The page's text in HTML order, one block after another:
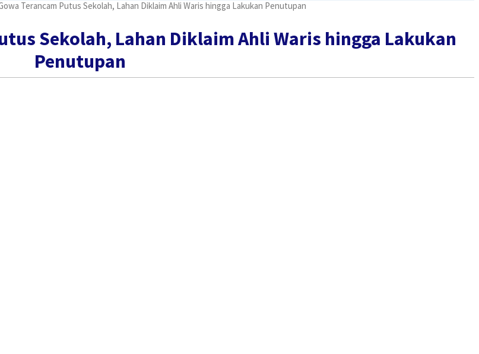
Terancam Putus Sekolah, Lahan Diklaim Ahli Waris hingga Lakukan Penutupan
Sekolah, Lahan Diklaim Ahli Waris hingga Lakukan
Penutupan